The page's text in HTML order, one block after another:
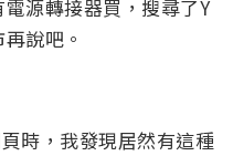
源轉接器買，搜尋了Y
說吧。
時，我發現居然有這種